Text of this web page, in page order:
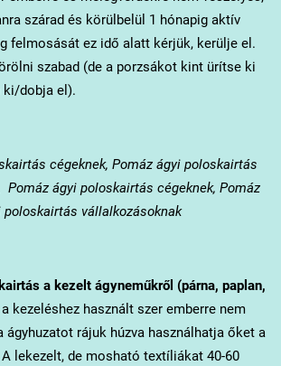
szárad és körülbelül 1 hónapig aktív
felmosását ez idő alatt kérjük, kerülje el.
szabad (de a porzsákot kint ürítse ki
ki/dobja el).
cégeknek, Pomáz ágyi poloskairtás
Pomáz ágyi poloskairtás cégeknek, Pomáz
poloskairtás vállalkozásoknak
a kezelt ágyneműkről (párna, paplan,
kezeléshez használt szer emberre nem
ágyhuzatot rájuk húzva használhatja őket a
lekezelt, de mosható textíliákat 40-60